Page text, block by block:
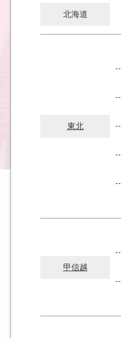
北海道
東北
甲信越